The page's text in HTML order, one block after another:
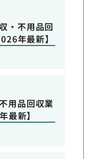
・不用品回
年最新】
用品回収業
最新】